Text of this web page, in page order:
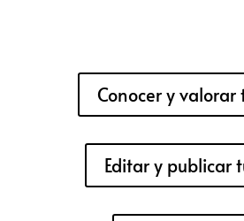
Conocer y valorar
Editar y publicar